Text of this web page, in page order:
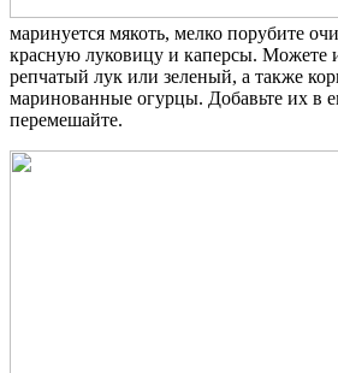
маринуется мякоть, мелко порубите
красную луковицу и каперсы. Можете
репчатый лук или зеленый, а также
маринованные огурцы. Добавьте их в
перемешайте.